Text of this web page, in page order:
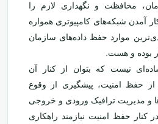
محافظت و نگهداری لازم را
آمدن شبکه‌های کامپیوتری همواره
موارد حفظ داده‌های سازمان
بوده و هست.
نیست که بتوان از کنار آن
حفظ امنیت، پیشگیری از وقوع
و مدیریت ترافیک ورودی و خروجی
کنار حفظ امنیت نیازمند راهکاری